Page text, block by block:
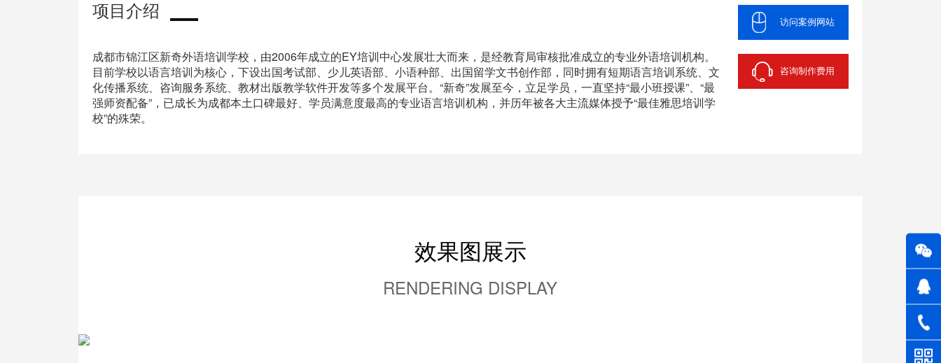
项目介绍
成都市锦江区新奇外语培训学校，由2006年成立的EY培训中心发展壮大而来，是经教育局审核批准成立的专业外语培训机构。
目前学校以语言培训为核心，下设出国考试部、少儿英语部、小语种部、出国留学文书创作部，同时拥有短期语言培训系统、文
化传播系统、咨询服务系统、教材出版教学软件开发等多个发展平台。“新奇”发展至今，立足学员，一直坚持“最小班授课”、“最
强师资配备”，已成长为成都本土口碑最好、学员满意度最高的专业语言培训机构，并历年被各大主流媒体授予“最佳雅思培训学
校”的殊荣。
访问案例网站
咨询制作费用
效果图展示
RENDERING DISPLAY